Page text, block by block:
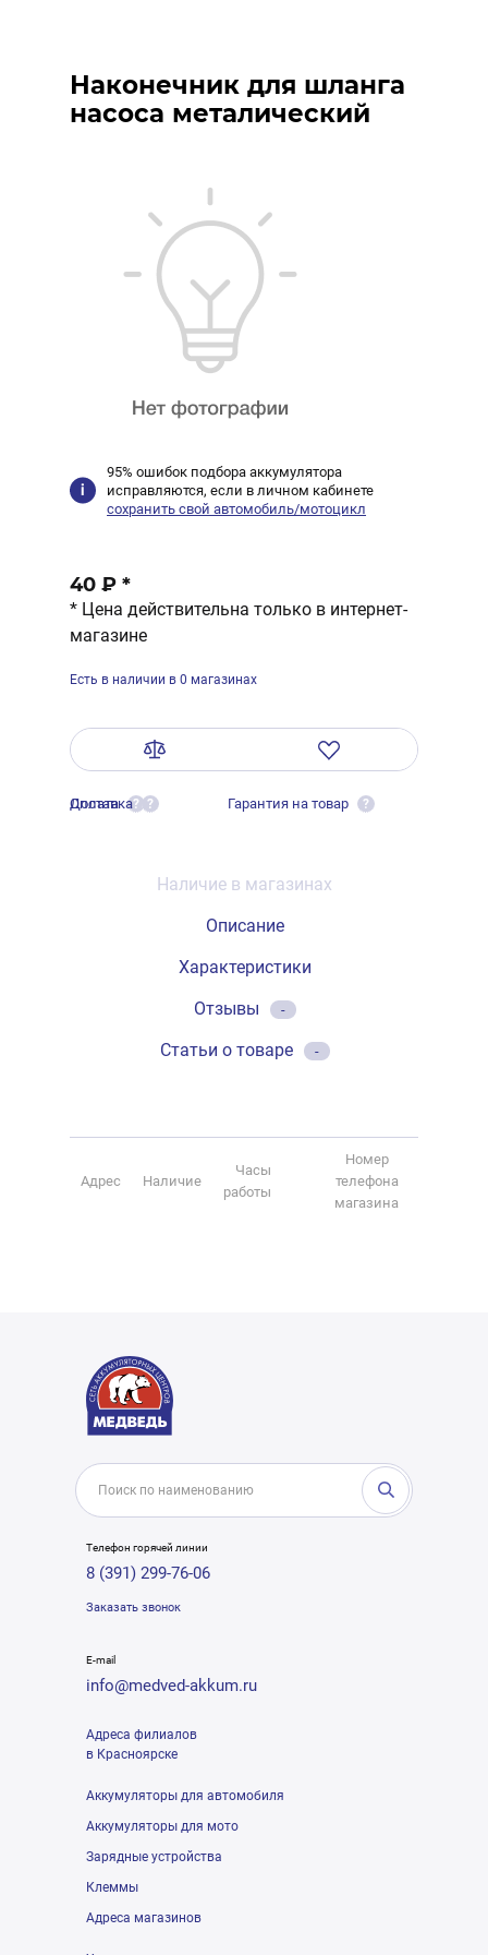
Наконечник для шланга
насоса металический
95% ошибок подбора аккумулятора
исправляются, если в личном кабинете
сохранить свой автомобиль/мотоцикл
40 ₽ *
* Цена действительна только в интернет-
магазине
Есть в наличии в 0 магазинах
Оплата ?
Доставка ? Гарантия на товар ?
Наличие в магазинах
Описание
Характеристики
Отзывы
-
Статьи о товаре -
Адрес Наличие
Часы
работы
Номер
телефона
магазина
Телефон горячей линии
8 (391) 299-76-06
Заказать звонок
E-mail
info@medved-akkum.ru
Адреса филиалов
в Красноярске
Аккумуляторы для автомобиля
Аккумуляторы для мото
Зарядные устройства
Клеммы
Адреса магазинов